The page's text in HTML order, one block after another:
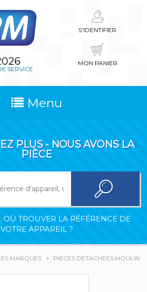
SERVICE
S'IDENTIFIER
MON PANIER
Menu
PLUS - NOUS AVONS LA
PIÈCE
OÙ TROUVER LA RÉFÉRENCE DE
VOTRE APPAREIL ?
MARQUES PIÈCES DÉTACHÉES MOULINEX